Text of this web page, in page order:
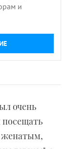
и
очень
посещать
женатым,